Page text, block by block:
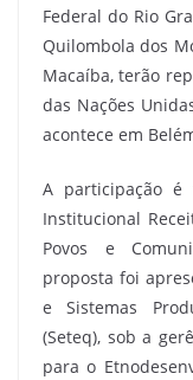
Federal do Rio
Quilombola dos
Macaíba, terão
das Nações
acontece em
A participação é
Institucional
Povos e
proposta foi
e Sistemas
(Seteq), sob a
para o